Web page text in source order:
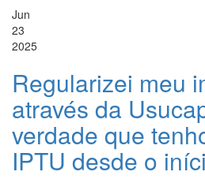
Jun
23
2025
Regularizei meu
através da
verdade que
IPTU desde o